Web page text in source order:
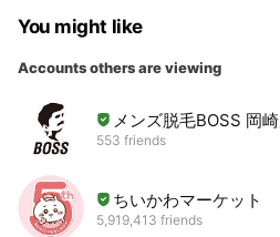
You might like
Accounts others are viewing
メンズ脱毛BOSS 岡
553 friends
ちいかわマーケット
5,919,413 friends